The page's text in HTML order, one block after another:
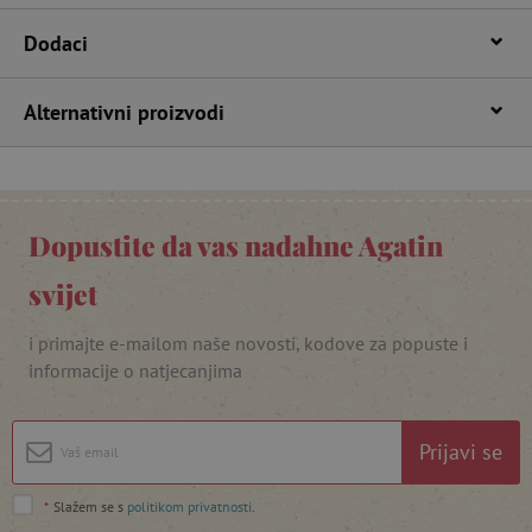
Dodaci
Alternativni proizvodi
Dopustite da vas nadahne Agatin
svijet
i primajte e-mailom naše novosti, kodove za popuste i
informacije o natjecanjima
Prijavi se
* Slažem se s politikom privatnosti
featureFlagIdentifier www.agatinsvijet.hr
_lb_ccc
Googleovu politiku privatnosti